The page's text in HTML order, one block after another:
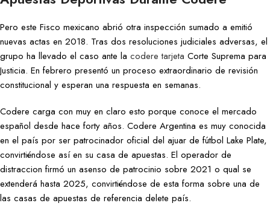
Pero este Fisco mexicano abrió otra inspección sumado a emitió
nuevas actas en 2018. Tras dos resoluciones judiciales adversas, el
grupo ha llevado el caso ante la codere tarjeta Corte Suprema para
Justicia. En febrero presentó un proceso extraordinario de revisión
constitucional y esperan una respuesta en semanas.
Codere carga con muy en claro esto porque conoce el mercado
español desde hace forty años. Codere Argentina es muy conocida
en el país por ser patrocinador oficial del ajuar de fútbol Lake Plate,
convirtiéndose así en su casa de apuestas. El operador de
distraccion firmó un asenso de patrocinio sobre 2021 o qual se
extenderá hasta 2025, convirtiéndose de esta forma sobre una de
las casas de apuestas de referencia delete país.